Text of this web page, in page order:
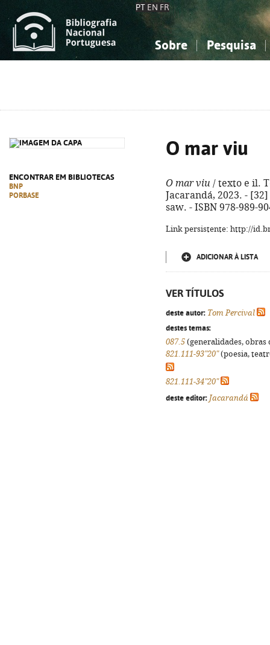
PT EN FR
Sobre Pesquisa
ENCONTRAR EM BIBLIOTECAS
BNP
PORBASE
O mar viu
O mar viu / texto e il.
Jacarandá, 2023. -
saw. - ISBN 978-989-
Link persistente: http://
ADICIONAR À LISTA
VER TÍTULOS
deste autor: Tom Percival
destes temas:
087.5 (generalidades,
821.111-93"20"(poesia,
821.111-34"20"
deste editor: Jacarandá